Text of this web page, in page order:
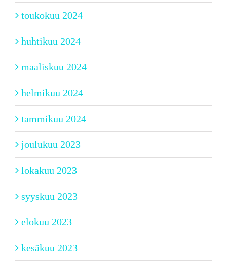
toukokuu 2024
huhtikuu 2024
maaliskuu 2024
helmikuu 2024
tammikuu 2024
joulukuu 2023
lokakuu 2023
syyskuu 2023
elokuu 2023
kesäkuu 2023